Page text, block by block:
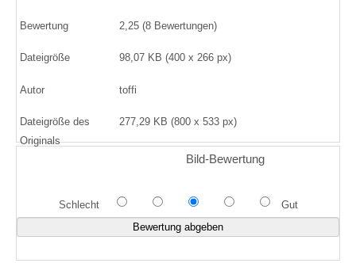
Bewertung 2,25 (8 Bewertungen)
Dateigröße 98,07 KB (400 x 266 px)
Autor toffi
Dateigröße des
Originals
277,29 KB (800 x 533 px)
Bild-Bewertung
Schlecht Gut